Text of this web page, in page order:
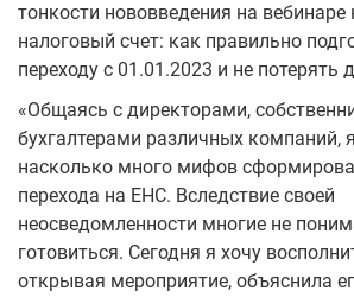
тонкости нововведения на вебинаре
налоговый счет: как правильно
переходу с 01.01.2023 и не потерять
«Общаясь с директорами,
бухгалтерами различных компаний,
насколько много мифов
перехода на ЕНС. Вследствие своей
неосведомленности многие не
готовиться. Сегодня я хочу
открывая мероприятие, объяснила